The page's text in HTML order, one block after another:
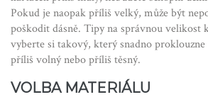
Pokud je naopak příliš velký, může být
poškodit dásně. Tipy na správnou velikost
vyberte si takový, který snadno proklouzne
příliš volný nebo příliš těsný.
VOLBA MATERIÁLU